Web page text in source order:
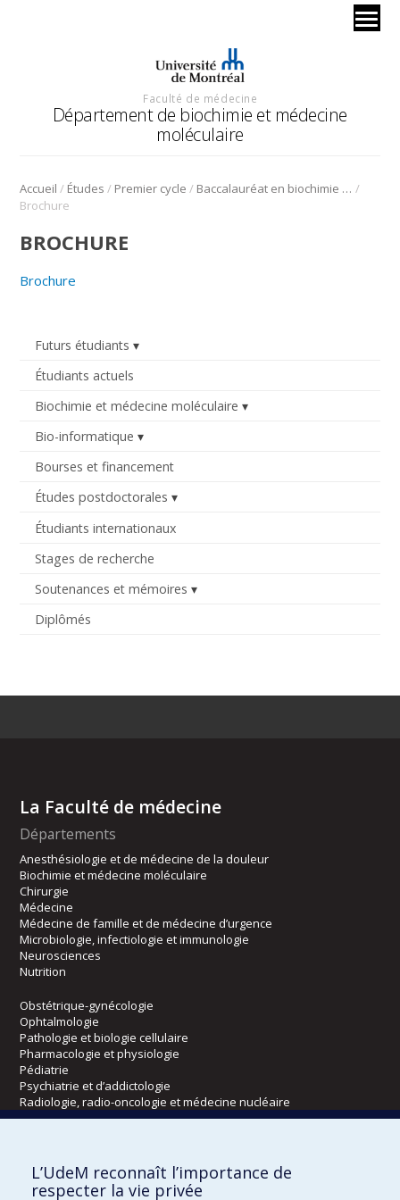
Faculté de médecine
Département de biochimie et médecine
moléculaire
Accueil / Études / Premier cycle / Baccalauréat en biochimie et médecine moléculaire /
Brochure
Futurs étudiants
Étudiants actuels
Biochimie et médecine moléculaire
Bio-informatique
Bourses et financement
Études postdoctorales
Étudiants internationaux
Stages de recherche
Soutenances et mémoires
Diplômés
BROCHURE
Brochure
La Faculté de médecine
Départements
Anesthésiologie et de médecine de la douleur
Biochimie et médecine moléculaire
Chirurgie
Médecine
Médecine de famille et de médecine d’urgence
Microbiologie, infectiologie et immunologie
Neurosciences
Nutrition
Obstétrique-gynécologie
Ophtalmologie
Pathologie et biologie cellulaire
Pharmacologie et physiologie
Pédiatrie
Psychiatrie et d’addictologie
Radiologie, radio-oncologie et médecine nucléaire
Écoles
Kinésiologie et des sciences de l’activité physique
L’UdeM reconnaît l’importance de
respecter la vie privée